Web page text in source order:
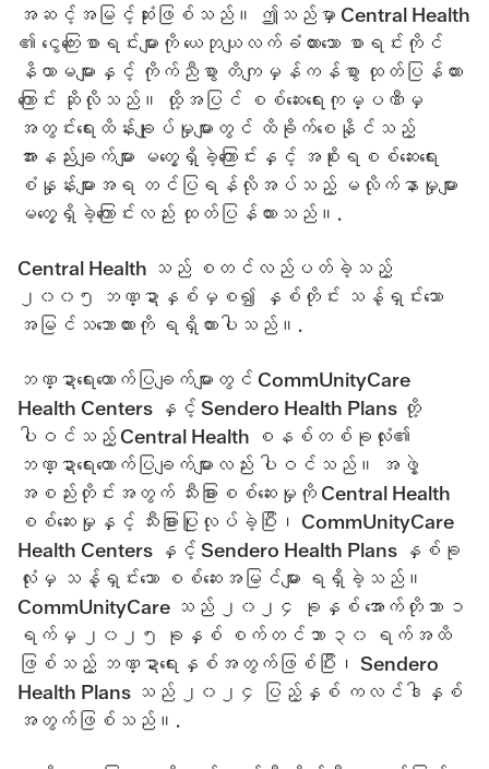
အဆင့်အမြင့်ဆုံးဖြစ်သည်။ ဤသည်မှာ Central Health
၏ ငွေကြေးစာရင်းများကို ယေဘုယျလက်ခံထားသော စာရင်းကိုင်
နိယာမများနှင့် ကိုက်ညီစွာ တိကျမှန်ကန်စွာ ထုတ်ပြန်ထား
ကြောင်း ဆိုလိုသည်။ ထို့အပြင် စစ်ဆေးရေးကုမ္ပဏီမှ
အတွင်းရေးထိန်းချုပ်မှုများတွင် ထိခိုက်စေနိုင်သည့်
အားနည်းချက်များ မတွေ့ရှိခဲ့ကြောင်းနှင့် အစိုးရစစ်ဆေးရေး
စံနှုန်းများအရ တင်ပြရန်လိုအပ်သည့် မလိုက်နာမှုများ
မတွေ့ရှိခဲ့ကြောင်းလည်း ထုတ်ပြန်ထားသည်။.
Central Health သည် စတင်လည်ပတ်ခဲ့သည့်
၂၀၀၅ ဘဏ္ဍာနှစ်မှစ၍ နှစ်တိုင်း သန့်ရှင်းသော
အမြင်သဘောထားကို ရရှိထားပါသည်။.
ဘဏ္ဍာရေးထောက်ပြချက်များတွင် CommUnityCare
Health Centers နှင့် Sendero Health Plans တို့
ပါဝင်သည့် Central Health စနစ်တစ်ခုလုံး၏
ဘဏ္ဍာရေးထောက်ပြချက်များလည်း ပါဝင်သည်။ အဖွဲ့
အစည်းတိုင်းအတွက် သီးခြားစစ်ဆေးမှုကို Central Health
စစ်ဆေးမှုနှင့် သီးခြားပြုလုပ်ခဲ့ပြီး၊ CommUnityCare
Health Centers နှင့် Sendero Health Plans နှစ်ခု
လုံးမှ သန့်ရှင်းသော စစ်ဆေးအမြင်များ ရရှိခဲ့သည်။
CommUnityCare သည် ၂၀၂၄ ခုနှစ် အောက်တိုဘာ ၁
ရက်မှ ၂၀၂၅ ခုနှစ် စက်တင်ဘာ ၃၀ ရက်အထိ
ဖြစ်သည့် ဘဏ္ဍာရေးနှစ်အတွက်ဖြစ်ပြီး၊ Sendero
Health Plans သည် ၂၀၂၄ ပြည့်နှစ် ကလင်ဒါနှစ်
အတွက်ဖြစ်သည်။.